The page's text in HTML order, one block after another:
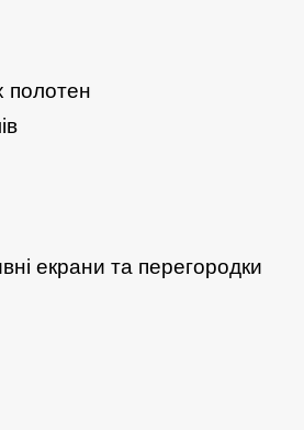
полотен
екрани та перегородки